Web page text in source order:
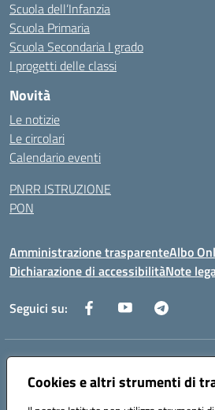
Cookies e altri strumenti di
Scuola dell’Infanzia
Scuola Primaria
Scuola Secondaria I grado
I progetti delle classi
Novità
Le notizie
Le circolari
Calendario eventi
PNRR ISTRUZIONE
PON
Amministrazione trasparenteAlbo
Dichiarazione di accessibilitàNote
Seguici su:
Indirizzo:
Centralino:0832712132 Email: